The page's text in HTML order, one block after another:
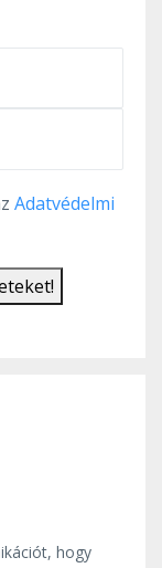
Adatvédelmi
hogy